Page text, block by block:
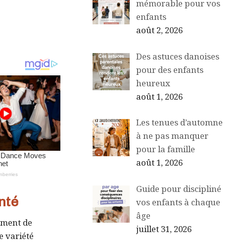
de
variété
mémorable pour vos
enfants
août 2, 2026
Des astuces danoises
pour des enfants
heureux
août 1, 2026
Les tenues d’automne
à ne pas manquer
pour la famille
août 1, 2026
Guide pour discipliné
vos enfants à chaque
âge
juillet 31, 2026